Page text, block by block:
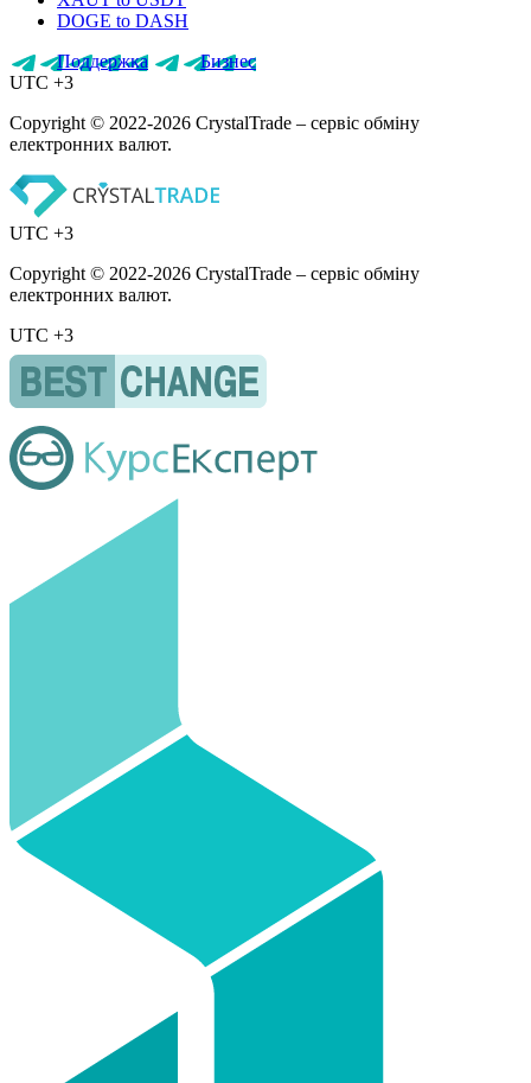
DOGE to DASH
Поддержка
Бизнес
UTC +3
Copyright © 2022-2026 CrystalTrade – сервіс обміну
електронних валют.
UTC +3
Copyright © 2022-2026 CrystalTrade – сервіс обміну
електронних валют.
UTC +3